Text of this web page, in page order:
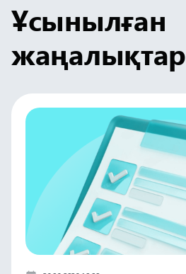
Ұсынылған
жаңалықтар